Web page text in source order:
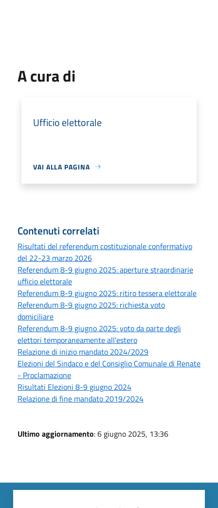
A cura di
Ufficio elettorale
VAI ALLA PAGINA
Contenuti correlati
Risultati del referendum costituzionale confermativo
del 22-23 marzo 2026
Referendum 8-9 giugno 2025: aperture straordinarie
ufficio elettorale
Referendum 8-9 giugno 2025: ritiro tessera elettorale
Referendum 8-9 giugno 2025: richiesta voto
domiciliare
Referendum 8-9 giugno 2025: voto da parte degli
elettori temporaneamente all'estero
Relazione di inizio mandato 2024/2029
Elezioni del Sindaco e del Consiglio Comunale di Renate
- Proclamazione
Risultati Elezioni 8-9 giugno 2024
Relazione di fine mandato 2019/2024
Ultimo aggiornamento: 6 giugno 2025, 13:36